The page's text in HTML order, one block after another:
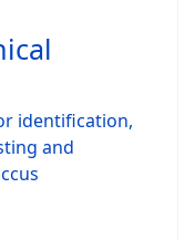
identification,
and